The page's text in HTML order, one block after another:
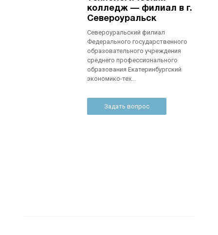
колледж — филиал в г.
Североуральск
Североуральский филиал
Федерального государственного
образовательного учреждения
среднего профессионального
образования Екатеринбургский
экономико-тех...
Задать вопрос